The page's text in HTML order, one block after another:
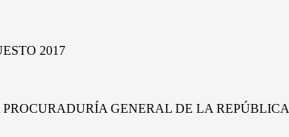
2017
GENERAL DE LA REPÚBLICA